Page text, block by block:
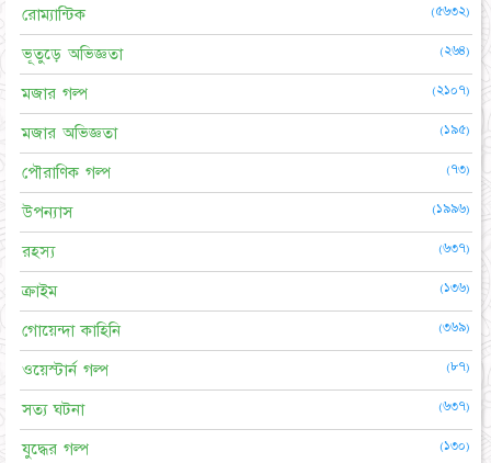
রোম্যান্টিক (৫৬৩২)
ভূতুড়ে অভিজ্ঞতা (২৬৪)
মজার গল্প (২১০৭)
মজার অভিজ্ঞতা (১৯৫)
পৌরাণিক গল্প (৭৩)
উপন্যাস (১৯৯৬)
রহস্য (৬৩৭)
ক্রাইম (১৩৬)
গোয়েন্দা কাহিনি (৩৬৯)
ওয়েস্টার্ন গল্প (৮৭)
সত্য ঘটনা (৬৩৭)
যুদ্ধের গল্প (১৩০)